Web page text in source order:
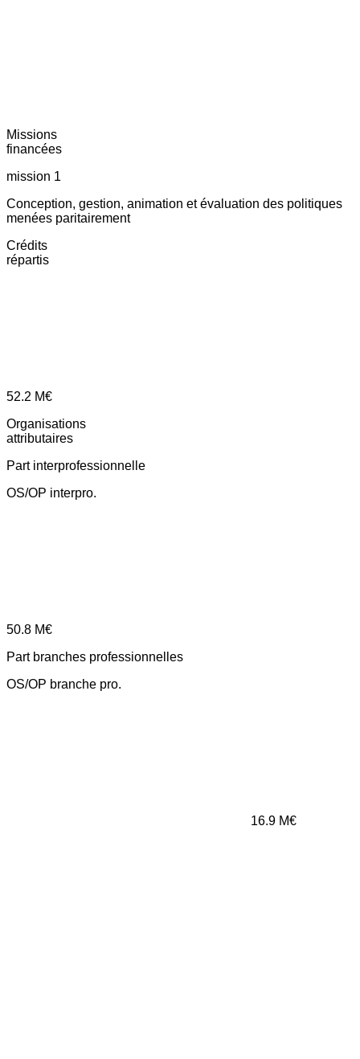
Missions
financées
mission 1
Conception, gestion, animation et évaluation des politiques
menées paritairement
Crédits
répartis
52.2 M€
Organisations
attributaires
Part interprofessionnelle
OS/OP interpro.
50.8 M€
Part branches professionnelles
OS/OP branche pro.
16.9 M€